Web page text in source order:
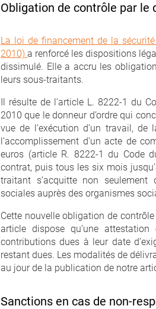
Obligation de contrôle par le
La loi de financement de la
2010) a renforcé les dispositions
dissimulé. Elle a accru les
leurs sous-traitants.
Il résulte de l’article L. 8222-1 du
2010 que le donneur d’ordre qui
vue de l’exécution d’un travail,
l’accomplissement d’un acte de
euros (article R. 8222-1 du Code
contrat, puis tous les six mois
traitant s’acquitte non
sociales auprès des organismes
Cette nouvelle obligation de
article dispose qu’une
contributions dues à leur date
restant dues. Les modalités de
au jour de la publication de notre
Sanctions en cas de non-